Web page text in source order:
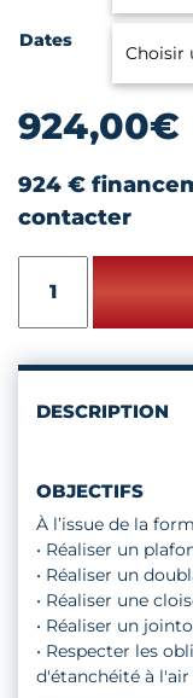
Dates
924,00€
924 €
contacter
ET
INTÉRIEURE
DESCRIPTION
OBJECTIFS
À l’issue de la
• Réaliser un
• Réaliser un
• Réaliser une
• Réaliser un
• Respecter les
d'étanchéité à l'air